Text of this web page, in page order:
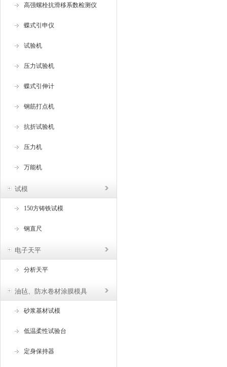
高强螺栓抗滑移系数检测仪
蝶式引申仪
试验机
压力试验机
蝶式引伸计
钢筋打点机
抗折试验机
压力机
万能机
试模
150方铸铁试模
钢直尺
电子天平
分析天平
油毡、防水卷材涂膜模具
砂浆基材试模
低温柔性试验台
定身保持器